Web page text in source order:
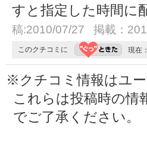
すと指定した時間に
稿:2010/07/27 掲載：
このクチコミに 現在：
※クチコミ情報はユ
これらは投稿時の情
でご了承ください。